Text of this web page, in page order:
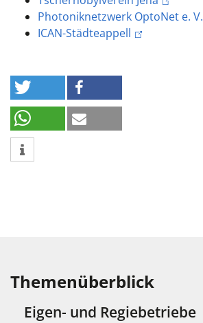
Photoniknetzwerk OptoNet e. V.
ICAN-Städteappell
Themenüberblick
Eigen- und Regiebetriebe